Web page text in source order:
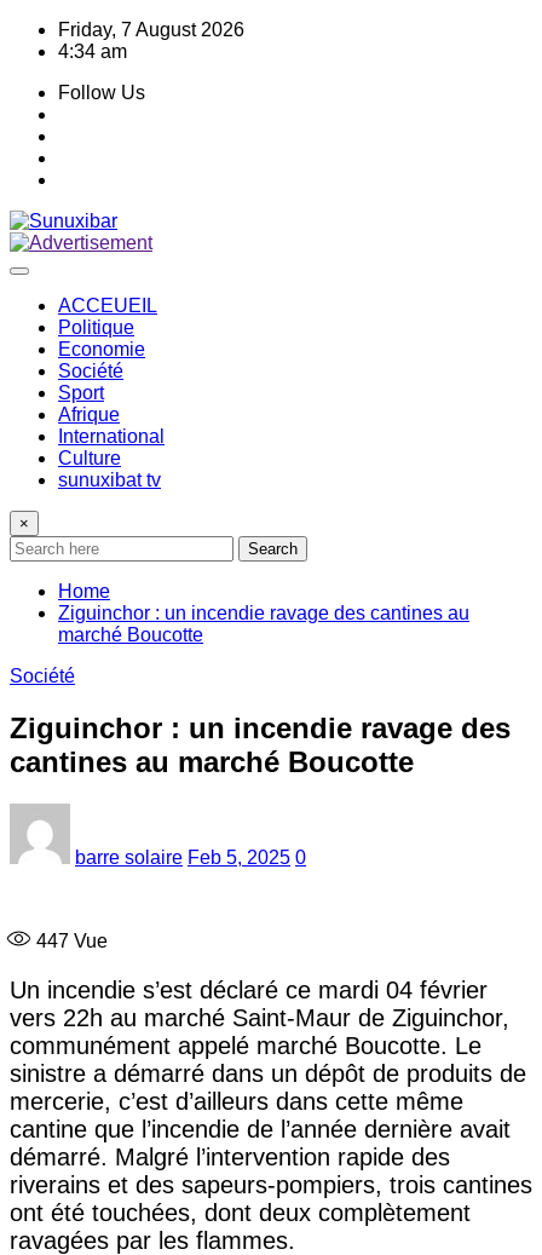
Skip
Friday, 7 August 2026
4:34 am
Follow Us
ACCEUEIL
Politique
Economie
Société
Sport
Afrique
International
Culture
sunuxibat tv
×
Search
Home
Ziguinchor : un incendie ravage des cantines au
marché Boucotte
Société
Ziguinchor : un incendie ravage des
cantines au marché Boucotte
barre solaire Feb 5, 2025 0
447 Vue
Un incendie s’est déclaré ce mardi 04 février
vers 22h au marché Saint-Maur de Ziguinchor,
communément appelé marché Boucotte. Le
sinistre a démarré dans un dépôt de produits de
mercerie, c’est d’ailleurs dans cette même
cantine que l’incendie de l’année dernière avait
démarré. Malgré l’intervention rapide des
riverains et des sapeurs-pompiers, trois cantines
ont été touchées, dont deux complètement
ravagées par les flammes.